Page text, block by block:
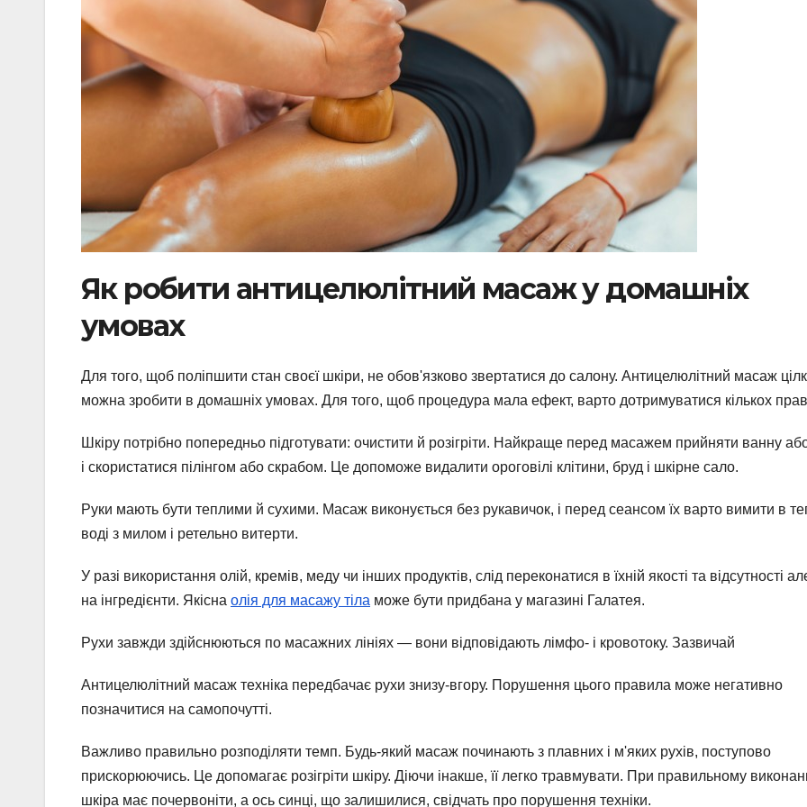
Як робити антицелюлітний масаж у домашніх
умовах
Для того, щоб поліпшити стан своєї шкіри, не обов'язково звертатися до салону. Антицелюлітний масаж
можна зробити в домашніх умовах. Для того, щоб процедура мала ефект, варто дотримуватися кількох
Шкіру потрібно попередньо підготувати: очистити й розігріти. Найкраще перед масажем прийняти ванну
і скористатися пілінгом або скрабом. Це допоможе видалити ороговілі клітини, бруд і шкірне сало.
Руки мають бути теплими й сухими. Масаж виконується без рукавичок, і перед сеансом їх варто вимити в
воді з милом і ретельно витерти.
У разі використання олій, кремів, меду чи інших продуктів, слід переконатися в їхній якості та відсутності
на інгредієнти. Якісна олія для масажу тіла може бути придбана у магазині Галатея.
Рухи завжди здійснюються по масажних лініях — вони відповідають лімфо- і кровотоку. Зазвичай
Антицелюлітний масаж техніка передбачає рухи знизу-вгору. Порушення цього правила може негативно
позначитися на самопочутті.
Важливо правильно розподіляти темп. Будь-який масаж починають з плавних і м'яких рухів, поступово
прискорюючись. Це допомагає розігріти шкіру. Діючи інакше, її легко травмувати. При правильному
шкіра має почервоніти, а ось синці, що залишилися, свідчать про порушення техніки.